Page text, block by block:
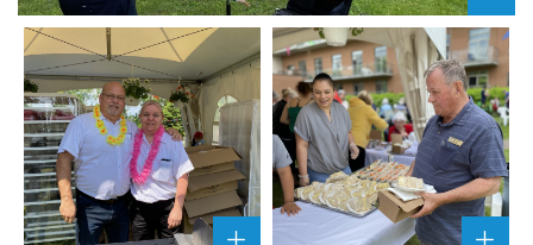
E
"
E
"
"
G
R
A
N
D
I
R
L
'
I
M